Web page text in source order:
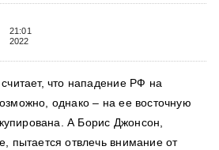
21:01
2022
что нападение РФ на
однако – на ее восточную
А Борис Джонсон,
пытается отвлечь внимание от